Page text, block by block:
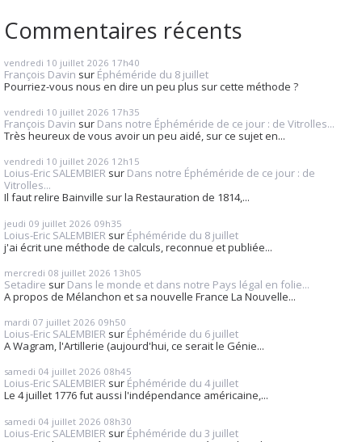
Commentaires récents
vendredi 10 juillet 2026 17h40
François Davin sur Éphéméride du 8 juillet
Pourriez-vous nous en dire un peu plus sur cette méthode ?
vendredi 10 juillet 2026 17h35
François Davin sur Dans notre Éphéméride de ce jour : de Vitrolles...
Très heureux de vous avoir un peu aidé, sur ce sujet en...
vendredi 10 juillet 2026 12h15
Loius-Eric SALEMBIER sur Dans notre Éphéméride de ce jour : de
Vitrolles...
Il faut relire Bainville sur la Restauration de 1814,...
jeudi 09 juillet 2026 09h35
Loius-Eric SALEMBIER sur Éphéméride du 8 juillet
j'ai écrit une méthode de calculs, reconnue et publiée...
mercredi 08 juillet 2026 13h05
Setadire sur Dans le monde et dans notre Pays légal en folie...
A propos de Mélanchon et sa nouvelle France La Nouvelle...
mardi 07 juillet 2026 09h50
Loius-Eric SALEMBIER sur Éphéméride du 6 juillet
A Wagram, l'Artillerie (aujourd'hui, ce serait le Génie...
samedi 04 juillet 2026 08h45
Loius-Eric SALEMBIER sur Éphéméride du 4 juillet
Le 4 juillet 1776 fut aussi l'indépendance américaine,...
samedi 04 juillet 2026 08h30
Loius-Eric SALEMBIER sur Éphéméride du 3 juillet